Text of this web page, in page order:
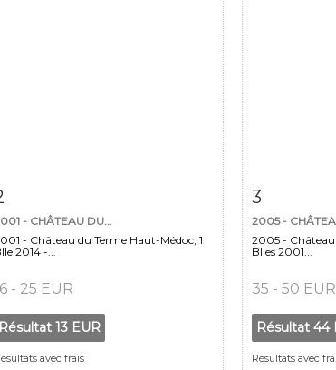
- CHÂTEAU DU...
- Château du Terme Haut-Médoc, 1
2014 -...
- 25 EUR
Résultat 13 EUR
avec frais
3
2005 -
2005 -
Blles 2001...
35 - 50 EUR
Résultat 44
Résultats avec